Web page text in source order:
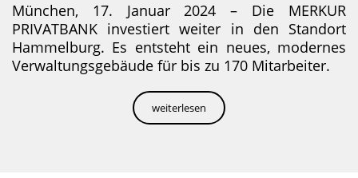
München, 17. Januar 2024 – Die MERKUR
PRIVATBANK investiert weiter in den Standort
Hammelburg. Es entsteht ein neues, modernes
Verwaltungsgebäude für bis zu 170 Mitarbeiter.
weiterlesen